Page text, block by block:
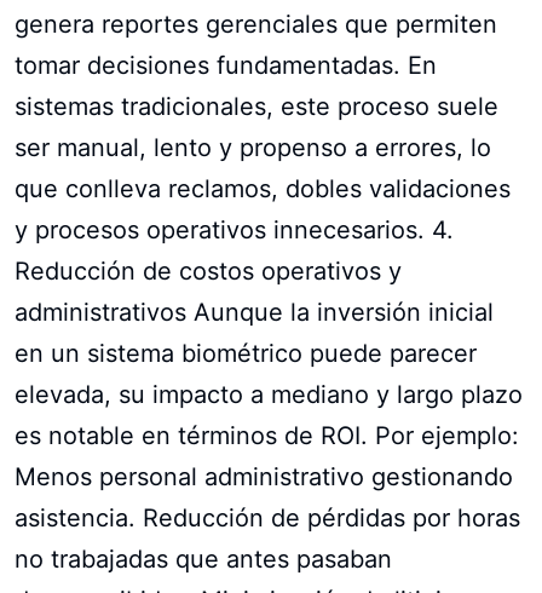
genera reportes gerenciales que permiten
tomar decisiones fundamentadas. En
sistemas tradicionales, este proceso suele
ser manual, lento y propenso a errores, lo
que conlleva reclamos, dobles validaciones
y procesos operativos innecesarios. 4.
Reducción de costos operativos y
administrativos Aunque la inversión inicial
en un sistema biométrico puede parecer
elevada, su impacto a mediano y largo plazo
es notable en términos de ROI. Por ejemplo:
Menos personal administrativo gestionando
asistencia. Reducción de pérdidas por horas
no trabajadas que antes pasaban